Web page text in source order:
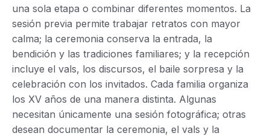
una sola etapa o combinar diferentes momentos. La
sesión previa permite trabajar retratos con mayor
calma; la ceremonia conserva la entrada, la
bendición y las tradiciones familiares; y la recepción
incluye el vals, los discursos, el baile sorpresa y la
celebración con los invitados. Cada familia organiza
los XV años de una manera distinta. Algunas
necesitan únicamente una sesión fotográfica; otras
desean documentar la ceremonia, el vals y la